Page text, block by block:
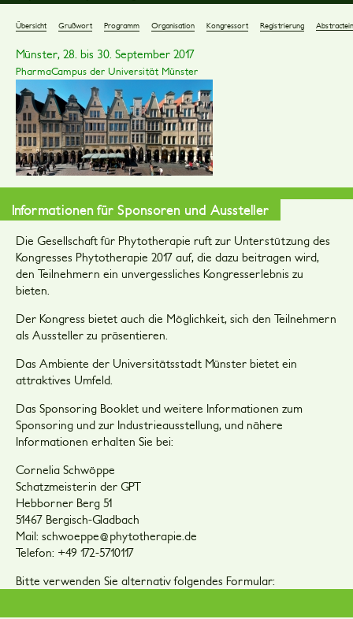
Übersicht Grußwort Programm Organisation Kongressort Registrierung
Münster, 28. bis 30. September 2017
PharmaCampus der Universität Münster
Informationen für Sponsoren und Aussteller
Die Gesellschaft für Phytotherapie ruft zur Unterstützung des
Kongresses Phytotherapie 2017 auf, die dazu beitragen wird,
den Teilnehmern ein unvergessliches Kongresserlebnis zu
bieten.
Der Kongress bietet auch die Möglichkeit, sich den Teilnehmern
als Aussteller zu präsentieren.
Das Ambiente der Universitätsstadt Münster bietet ein
attraktives Umfeld.
Das Sponsoring Booklet und weitere Informationen zum
Sponsoring und zur Industrieausstellung, und nähere
Informationen erhalten Sie bei:
Cornelia Schwöppe
Schatzmeisterin der GPT
Hebborner Berg 51
51467 Bergisch-Gladbach
Mail: schwoeppe@phytotherapie.de
Telefon: +49 172-5710117
Bitte verwenden Sie alternativ folgendes Formular: